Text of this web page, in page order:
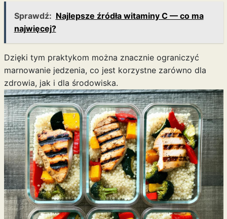
Sprawdź: Najlepsze źródła witaminy C — co ma
najwięcej?
Dzięki tym praktykom można znacznie ograniczyć
marnowanie jedzenia, co jest korzystne zarówno dla
zdrowia, jak i dla środowiska.